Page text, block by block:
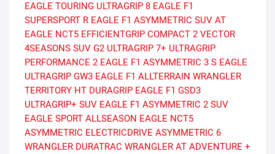
EAGLE TOURING ULTRAGRIP 8 EAGLE F1
SUPERSPORT R EAGLE F1 ASYMMETRIC SUV AT
EAGLE NCT5 EFFICIENTGRIP COMPACT 2 VECTOR
4SEASONS SUV G2 ULTRAGRIP 7+ ULTRAGRIP
PERFORMANCE 2 EAGLE F1 ASYMMETRIC 3 S EAGLE
ULTRAGRIP GW3 EAGLE F1 ALLTERRAIN WRANGLER
TERRITORY HT DURAGRIP EAGLE F1 GSD3
ULTRAGRIP+ SUV EAGLE F1 ASYMMETRIC 2 SUV
EAGLE SPORT ALLSEASON EAGLE NCT5
ASYMMETRIC ELECTRICDRIVE ASYMMETRIC 6
WRANGLER DURATRAC WRANGLER AT ADVENTURE +